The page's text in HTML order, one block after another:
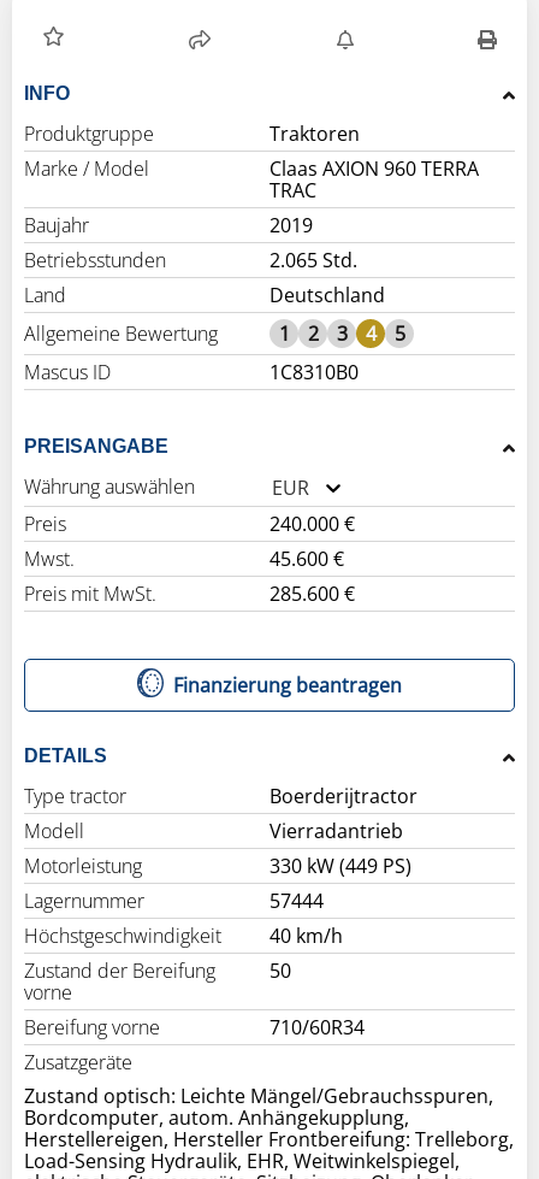
INFO
Produktgruppe
Traktoren
Marke / Model
Claas AXION 960 TERRA
TRAC
Baujahr
2019
Betriebsstunden
2.065 Std.
Land
Deutschland
Allgemeine Bewertung
1 2 3 4
5
Mascus ID
1C8310B0
PREISANGABE
Währung auswählen
EUR
Preis
240.000 €
Mwst.
45.600 €
Preis mit MwSt.
285.600 €
Finanzierung beantragen
DETAILS
Type tractor
Boerderijtractor
Modell
Vierradantrieb
Motorleistung
330 kW (449 PS)
Lagernummer
57444
Höchstgeschwindigkeit
40 km/h
Zustand der Bereifung
vorne
50
Bereifung vorne
710/60R34
Zusatzgeräte
Zustand optisch: Leichte Mängel/Gebrauchsspuren,
Bordcomputer, autom. Anhängekupplung,
Herstellereigen, Hersteller Frontbereifung: Trelleborg,
Load-Sensing Hydraulik, EHR, Weitwinkelspiegel,